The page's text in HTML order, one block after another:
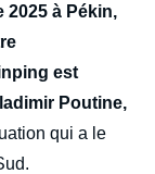
2025 à Pékin,
est
Poutine,
qui a le